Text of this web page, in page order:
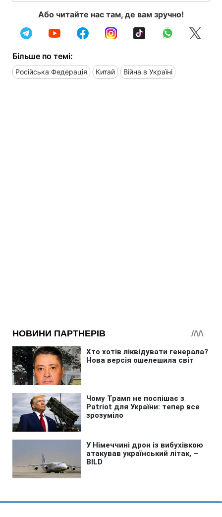
Або читайте нас там, де вам зручно!
Більше по темі:
Російська Федерація Китай Війна в Україні